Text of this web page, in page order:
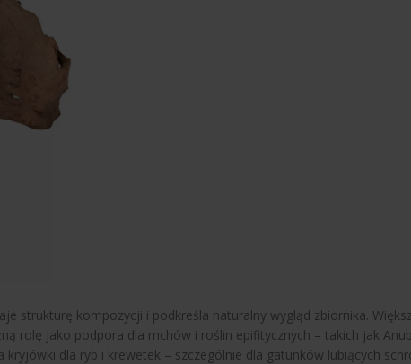
strukturę kompozycji i podkreśla naturalny wygląd zbiornika.
rolę jako podpora dla mchów i roślin epifitycznych – takich jak
dla ryb i krewetek – szczególnie dla gatunków lubiących